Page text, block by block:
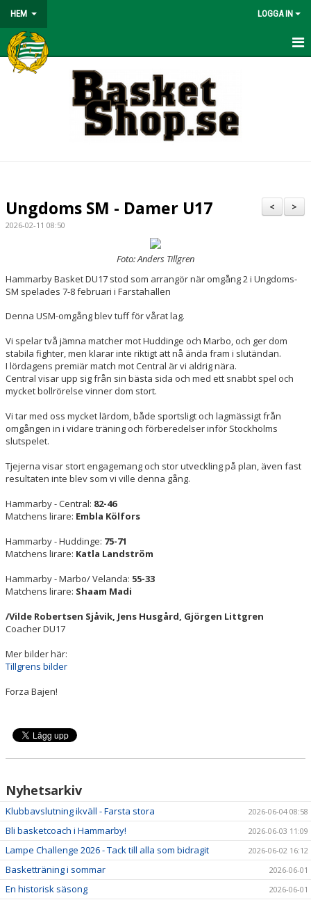
HEM LOGGA IN
HEM
KALENDER
VÅRA LAG/TRÄNARE
BASKETLÄGER!
HAMMARBY LAMPE CHALLENGE
>
<
Ungdoms SM - Damer U17
2026-02-11 08:50
Foto: Anders Tillgren
Hammarby Basket DU17 stod som arrangör när omgång 2 i Ungdoms-
SM spelades 7-8 februari i Farstahallen
Denna USM-omgång blev tuff för vårat lag.
Vi spelar två jämna matcher mot Huddinge och Marbo, och ger dom
stabila fighter, men klarar inte riktigt att nå ända fram i slutändan.
I lördagens premiär match mot Central är vi aldrig nära.
Central visar upp sig från sin bästa sida och med ett snabbt spel och
mycket bollrörelse vinner dom stort.
Vi tar med oss mycket lärdom, både sportsligt och lagmässigt från
omgången in i vidare träning och förberedelser inför Stockholms
slutspelet.
Tjejerna visar stort engagemang och stor utveckling på plan, även fast
resultaten inte blev som vi ville denna gång.
Hammarby - Central: 82-46
Matchens lirare: Embla Kölfors
Hammarby - Huddinge: 75-71
Matchens lirare: Katla Landström
Hammarby - Marbo/ Velanda: 55-33
Matchens lirare: Shaam Madi
/Vilde Robertsen Sjåvik, Jens Husgård, Gjörgen Littgren
Coacher DU17
Mer bilder här:
Tillgrens bilder
Forza Bajen!
Nyhetsarkiv
Klubbavslutning ikväll - Farsta stora 2026-06-04 08:58
Bli basketcoach i Hammarby! 2026-06-03 11:09
Lampe Challenge 2026 - Tack till alla som bidragit 2026-06-02 16:12
Basketträning i sommar 2026-06-01
En historisk säsong 2026-06-01